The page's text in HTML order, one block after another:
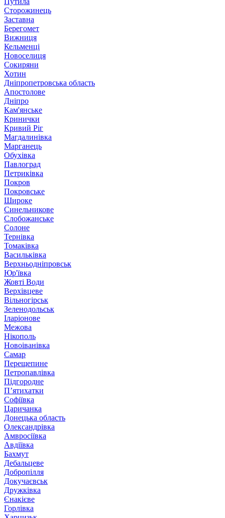
Сторожинець
Заставна
Берегомет
Вижниця
Кельменці
Новоселиця
Сокиряни
Хотин
Дніпропетровська область
Апостолове
Дніпро
Кам'янське
Кринички
Кривий Ріг
Магдалинівка
Марганець
Обухівка
Павлоград
Петриківка
Покров
Покровське
Широке
Синельникове
Слобожанське
Солоне
Тернівка
Томаківка
Васильківка
Верхньодніпровськ
Юр'ївка
Жовті Води
Верхівцеве
Вільногірськ
Зеленодольськ
Іларіонове
Межова
Нікополь
Новоіванівка
Самар
Перещепине
Петропавлівка
Підгородне
П’ятихатки
Софіївка
Царичанка
Донецька область
Олександрівка
Амвросіївка
Авдіївка
Бахмут
Дебальцеве
Добропілля
Докучаєвськ
Дружківка
Єнакієве
Горлівка